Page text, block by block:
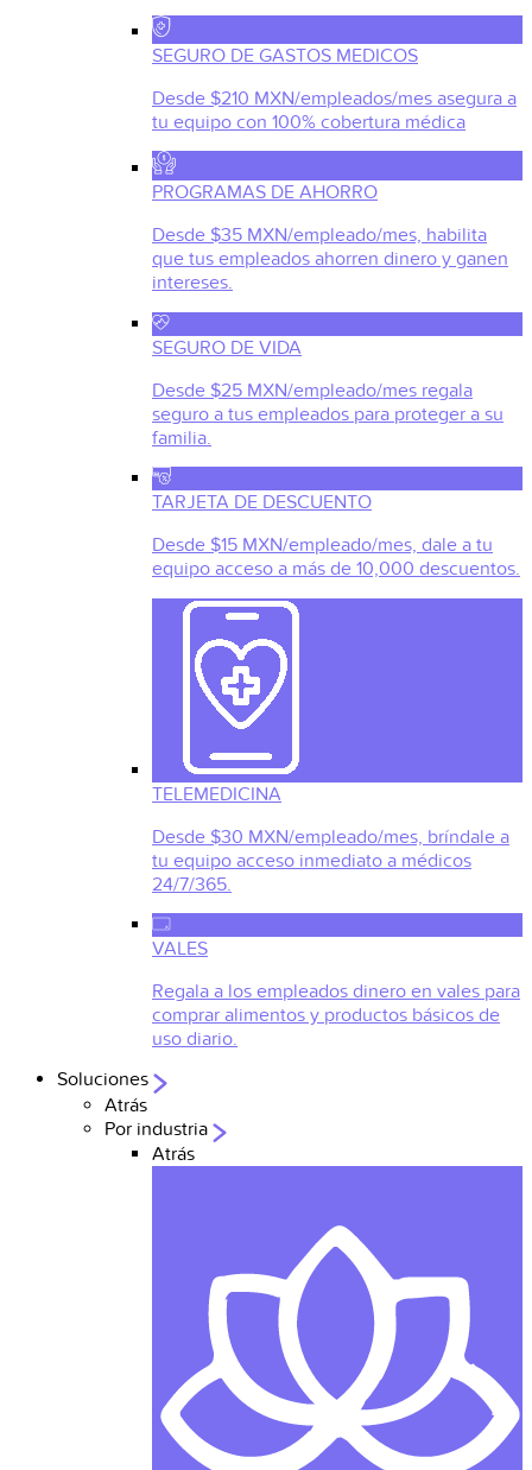
SEGURO DE GASTOS MEDICOS
Desde $210 MXN/empleados/mes asegura a
tu equipo con 100% cobertura médica
PROGRAMAS DE AHORRO
Desde $35 MXN/empleado/mes, habilita
que tus empleados ahorren dinero y ganen
intereses.
SEGURO DE VIDA
Desde $25 MXN/empleado/mes regala
seguro a tus empleados para proteger a su
familia.
TARJETA DE DESCUENTO
Desde $15 MXN/empleado/mes, dale a tu
equipo acceso a más de 10,000 descuentos.
TELEMEDICINA
Desde $30 MXN/empleado/mes, bríndale a
tu equipo acceso inmediato a médicos
24/7/365.
VALES
Regala a los empleados dinero en vales para
comprar alimentos y productos básicos de
uso diario.
Soluciones
Atrás
Por industria
Atrás